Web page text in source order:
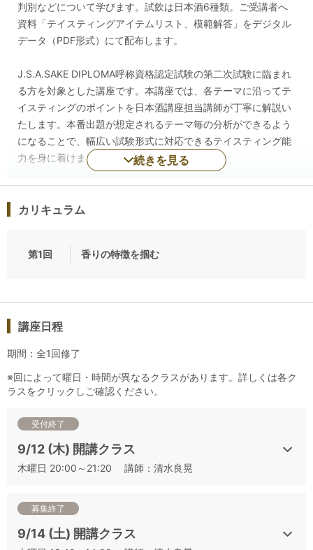
判別などについて学びます。試飲は日本酒6種類。ご受講者へ
資料「テイスティングアイテムリスト、模範解答」をデジタル
データ（PDF形式）にて配布します。
J.S.A.SAKE DIPLOMA呼称資格認定試験の第二次試験に臨まれ
る方を対象とした講座です。本講座では、各テーマに沿ってテ
イスティングのポイントを日本酒講座担当講師が丁寧に解説い
たします。本番出題が想定されるテーマ毎の分析ができるよう
になることで、幅広い試験形式に対応できるテイスティング能
力を身に着けましょう。
担当講師は、予告なく変更となる場合がございますので、予め
催行決定日 ： 開講日の5日前
す。
となります。
※講座の録音・撮影行為、テイスティングアイテムの持ち帰り
は禁止させていただきます。
▼日程から講座をお探しの方はこちらをご確認ください
2024年度 J.S.A.SAKE DIPLOMA 二次試験対策講座一覧
▼その他の講座は下記よりお申込みいただけます
②アルコール添加の見極め方を学ぶ ②
③香りの特徴を掴む
④酒母による違い
続きを見る
カリキュラム
第1回 香りの特徴を掴む
講座日程
期間：全1回修了
※回によって曜日・時間が異なるクラスがあります。詳しくは各ク
ラスをクリックしご確認ください。
受付終了
9/12 (木) 開講クラス
木曜日 20:00～21:20 講師：清水良晃
募集終了
9/14 (土) 開講クラス